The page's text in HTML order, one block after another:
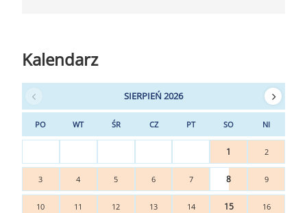
Kalendarz
SIERPIEŃ 2026
PO WT ŚR CZ PT SO NI
1 2
3 4 5 6 7 8 9
10 11 12 13 14 15 16